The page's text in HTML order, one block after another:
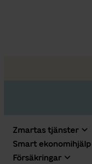
Zmartas tjänster
Smart ekonomihjälp
Försäkringar